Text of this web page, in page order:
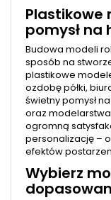
Plastikowe
pomysł na
Budowa modeli
sposób na
plastikowe
ozdobę półki,
świetny pomysł
oraz
ogromną
personalizację –
efektów
Wybierz